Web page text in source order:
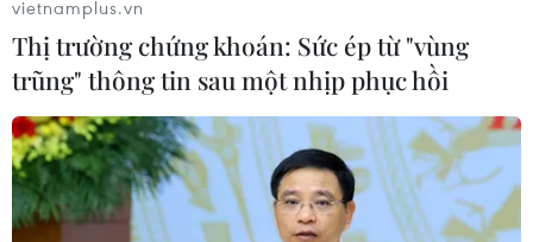
Mỹ tức tốc giải bài toán năng lượng cho
phát triển trí tuệ nhân tạo
15/02/2025 03:05
vietnamplus.vn
Thị trường chứng khoán: Sức ép từ "vùng
trũng" thông tin sau một nhịp phục hồi